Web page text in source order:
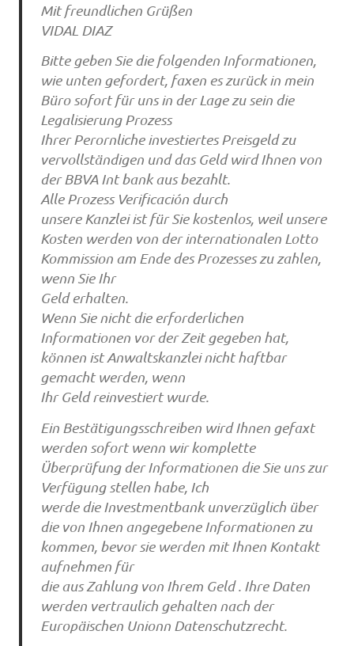
Mit freundlichen Grüßen
VIDAL DIAZ
Bitte geben Sie die folgenden Informationen,
wie unten gefordert, faxen es zurück in mein
Büro sofort für uns in der Lage zu sein die
Legalisierung Prozess
Ihrer Perornliche investiertes Preisgeld zu
vervollständigen und das Geld wird Ihnen von
der BBVA Int bank aus bezahlt.
Alle Prozess Verificación durch
unsere Kanzlei ist für Sie kostenlos, weil unsere
Kosten werden von der internationalen Lotto
Kommission am Ende des Prozesses zu zahlen,
wenn Sie Ihr
Geld erhalten.
Wenn Sie nicht die erforderlichen
Informationen vor der Zeit gegeben hat,
können ist Anwaltskanzlei nicht haftbar
gemacht werden, wenn
Ihr Geld reinvestiert wurde.
Ein Bestätigungsschreiben wird Ihnen gefaxt
werden sofort wenn wir komplette
Überprüfung der Informationen die Sie uns zur
Verfügung stellen habe, Ich
werde die Investmentbank unverzüglich über
die von Ihnen angegebene Informationen zu
kommen, bevor sie werden mit Ihnen Kontakt
aufnehmen für
die aus Zahlung von Ihrem Geld . Ihre Daten
werden vertraulich gehalten nach der
Europäischen Unionn Datenschutzrecht.